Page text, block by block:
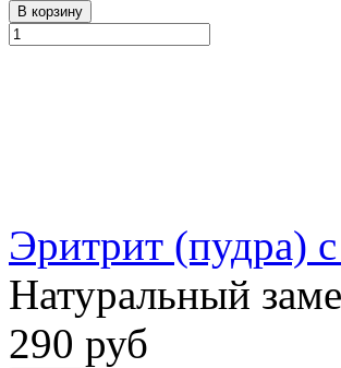
Эритрит (пудра)
Натуральный
290 руб